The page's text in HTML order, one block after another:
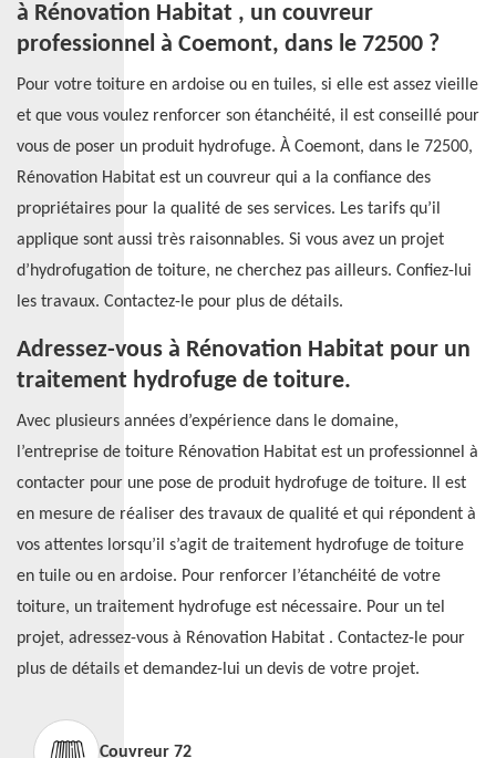
à Rénovation Habitat , un couvreur
professionnel à Coemont, dans le 72500 ?
Pour votre toiture en ardoise ou en tuiles, si elle est assez vieille
et que vous voulez renforcer son étanchéité, il est conseillé pour
vous de poser un produit hydrofuge. À Coemont, dans le 72500,
Rénovation Habitat est un couvreur qui a la confiance des
propriétaires pour la qualité de ses services. Les tarifs qu’il
applique sont aussi très raisonnables. Si vous avez un projet
d’hydrofugation de toiture, ne cherchez pas ailleurs. Confiez-lui
les travaux. Contactez-le pour plus de détails.
Adressez-vous à Rénovation Habitat pour un
traitement hydrofuge de toiture.
Avec plusieurs années d’expérience dans le domaine,
l’entreprise de toiture Rénovation Habitat est un professionnel à
contacter pour une pose de produit hydrofuge de toiture. Il est
en mesure de réaliser des travaux de qualité et qui répondent à
vos attentes lorsqu’il s’agit de traitement hydrofuge de toiture
en tuile ou en ardoise. Pour renforcer l’étanchéité de votre
toiture, un traitement hydrofuge est nécessaire. Pour un tel
projet, adressez-vous à Rénovation Habitat . Contactez-le pour
plus de détails et demandez-lui un devis de votre projet.
Couvreur 72